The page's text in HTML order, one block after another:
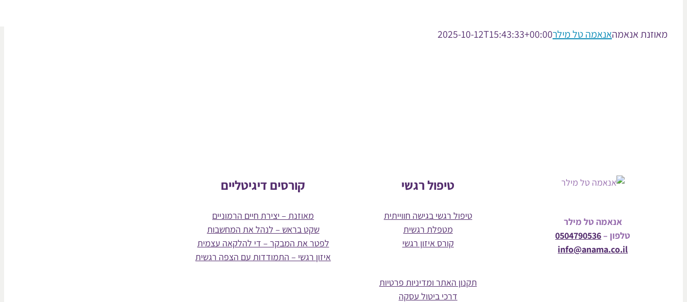
מאוזנת אנאמהאנאמה טל מילר2025-10-12T15:43:33+00:00
אנאמה טל מילר
טלפון –0504790536
info@anama.co.il
טיפול רגשי
טיפול רגשי בגישה חווייתית
מטפלת רגשית
קורס איזון רגשי
תקנון האתר ומדיניות פרטיות
דרכי ביטול עסקה
קורסים דיגיטליים
מאוזנת – יצירת חיים הרמוניים
שקט בראש – לנהל את המחשבות
לפטר את המבקר – די להלקאה עצמית
איזון רגשי – התמודדות עם הצפה רגשית